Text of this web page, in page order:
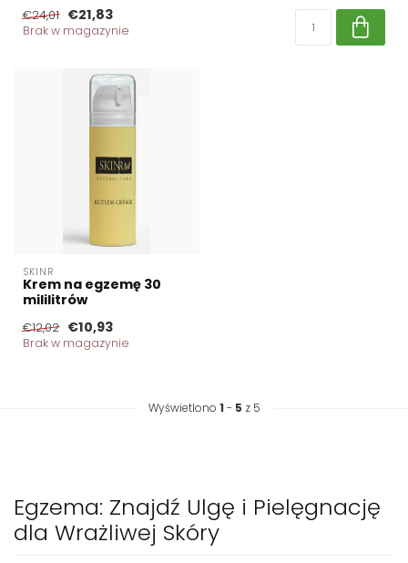
€24,01 €21,83
Brak w magazynie
SKINR
Krem na egzemę 30
mililitrów
€12,02 €10,93
Brak w magazynie
Wyświetlono 1 - 5 z 5
Egzema: Znajdź Ulgę i Pielęgnację
dla Wrażliwej Skóry